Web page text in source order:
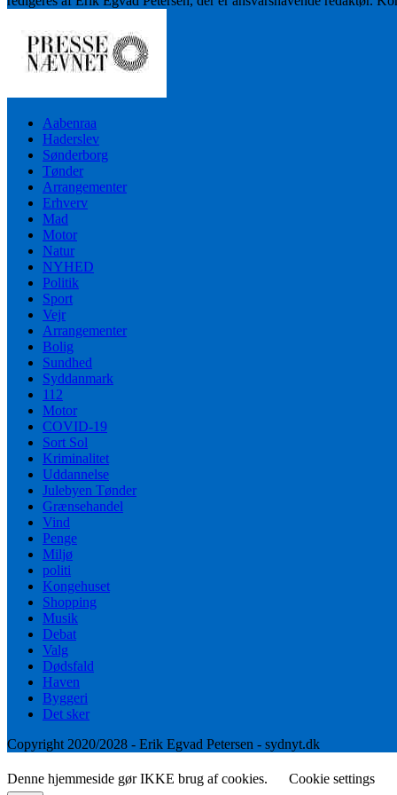
Aabenraa
Haderslev
Sønderborg
Tønder
Arrangementer
Erhverv
Mad
Motor
Natur
NYHED
Politik
Sport
Vejr
Arrangementer
Bolig
Sundhed
Syddanmark
112
Motor
COVID-19
Sort Sol
Kriminalitet
Uddannelse
Julebyen Tønder
Grænsehandel
Vind
Penge
Miljø
politi
Kongehuset
Shopping
Musik
Debat
Valg
Dødsfald
Haven
Byggeri
Det sker
Copyright 2020/2028 - Erik Egvad Petersen - sydnyt.dk
Denne hjemmeside gør IKKE brug af cookies. Cookie settings